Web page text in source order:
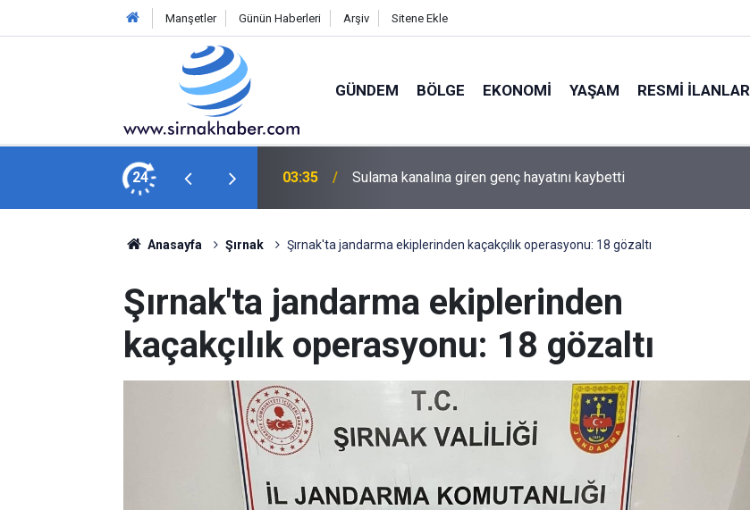
Manşetler Günün Haberleri Arşiv Sitene Ekle
GÜNDEM BÖLGE EKONOMI YAŞAM RESMI İLANLAR
24 03:13 Şırnaklı Gençler Badmintonla Geleceğe Hazırlanıyor
Anasayfa Şırnak Şırnak'ta jandarma ekiplerinden kaçakçılık operasyonu: 18 gözaltı
Şırnak'ta jandarma ekiplerinden
kaçakçılık operasyonu: 18 gözaltı